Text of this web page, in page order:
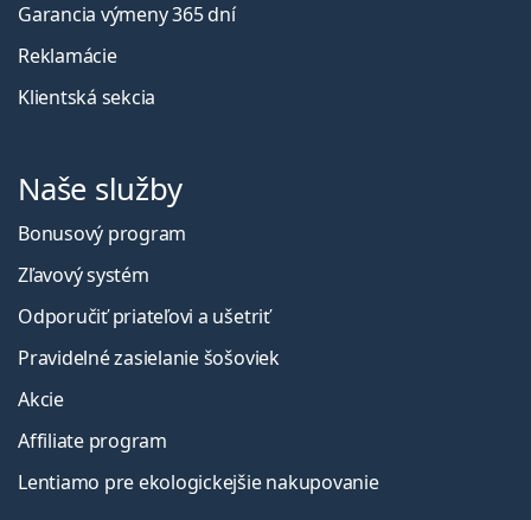
Garancia výmeny 365 dní
Reklamácie
Klientská sekcia
Naše služby
Bonusový program
Zľavový systém
Odporučiť priateľovi a ušetriť
Pravidelné zasielanie šošoviek
Akcie
Affiliate program
Lentiamo pre ekologickejšie nakupovanie